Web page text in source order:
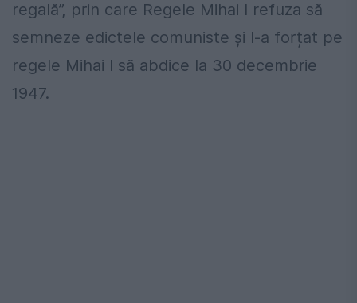
regală”, prin care Regele Mihai I refuza să
semneze edictele comuniste și l-a forțat pe
regele Mihai I să abdice la 30 decembrie
1947.